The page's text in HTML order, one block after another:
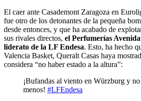
El caer ante Casademont Zaragoza en
fue otro de los detonantes de la pequeña
desde entonces, y que ha acabado de
sus rivales directos, el Perfumerías
liderato de la LF Endesa. Esto, ha hecho
Valencia Basket, Queralt Casas haya
considera “no haber estado a la altura”:
¡Bufandas al viento en Würzburg y
menos! #LFEndesa